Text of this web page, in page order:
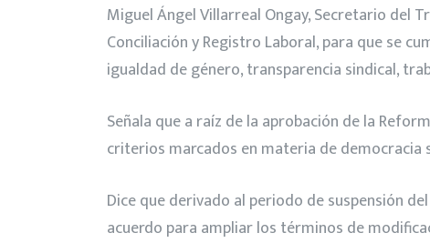
Miguel Ángel Villarreal Ongay, Secretario del
Conciliación y Registro Laboral, para que se
igualdad de género, transparencia sindical,
Señala que a raíz de la aprobación de la
criterios marcados en materia de democracia
Dice que derivado al periodo de suspensión
acuerdo para ampliar los términos de